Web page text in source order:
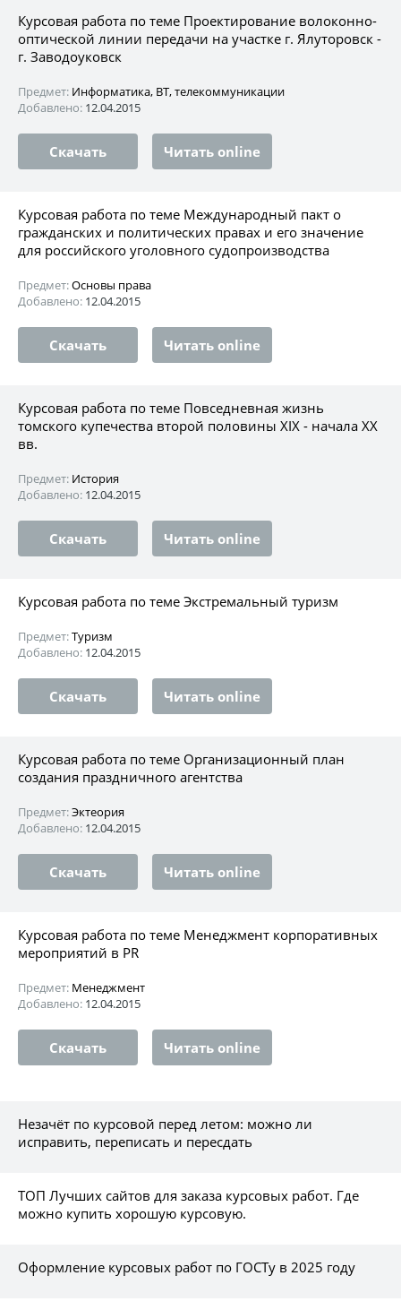
Курсовая работа по теме Проектирование волоконно-
оптической линии передачи на участке г. Ялуторовск -
г. Заводоуковск
Предмет: Информатика, ВТ, телекоммуникации
Добавлено: 12.04.2015
Скачать Читать online
Курсовая работа по теме Международный пакт о
гражданских и политических правах и его значение
для российского уголовного судопроизводства
Предмет:Основы права
Добавлено: 12.04.2015
Скачать Читать online
Курсовая работа по теме Повседневная жизнь
томского купечества второй половины XIX - начала XX
вв.
Предмет: История
Добавлено: 12.04.2015
Скачать Читать online
Курсовая работа по теме Экстремальный туризм
Предмет:Туризм
Добавлено: 12.04.2015
Скачать Читать online
Курсовая работа по теме Организационный план
создания праздничного агентства
Предмет:Эктеория
Добавлено: 12.04.2015
Скачать Читать online
Курсовая работа по теме Менеджмент корпоративных
мероприятий в PR
Предмет: Менеджмент
Добавлено: 12.04.2015
Скачать Читать online
Незачёт по курсовой перед летом: можно ли
исправить, переписать и пересдать
ТОП Лучших сайтов для заказа курсовых работ. Где
можно купить хорошую курсовую.
Оформление курсовых работ по ГОСТу в 2025 году